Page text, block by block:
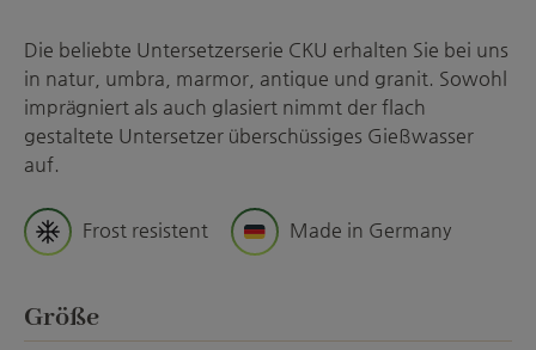
Die beliebte Untersetzerserie CKU erhalten Sie bei uns
in natur, umbra, marmor, antique und granit. Sowohl
imprägniert als auch glasiert nimmt der flach
gestaltete Untersetzer überschüssiges Gießwasser
auf.
Frost resistent Made in Germany
Größeauswählen